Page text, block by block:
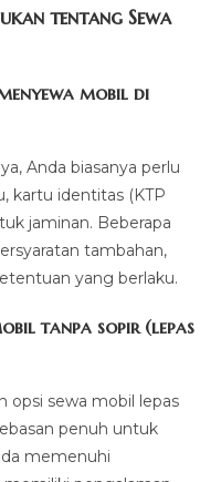
tentang Sewa
mobil di
Anda biasanya perlu
kartu identitas (KTP
jaminan. Beberapa
tambahan,
yang berlaku.
tanpa sopir (lepas
opsi sewa mobil lepas
penuh untuk
memenuhi